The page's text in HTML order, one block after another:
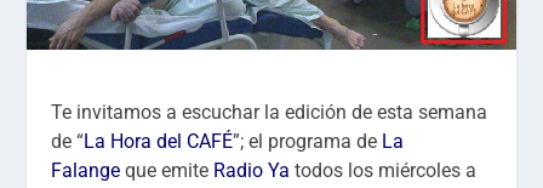
Te invitamos a escuchar la edición de esta semana
de “La Hora del CAFÉ”; el programa de La
Falange que emite Radio Ya todos los miércoles a